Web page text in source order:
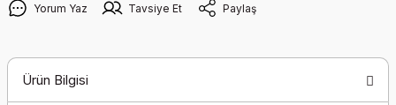
Yorum Yaz Tavsiye Et Paylaş
Ürün Bilgisi